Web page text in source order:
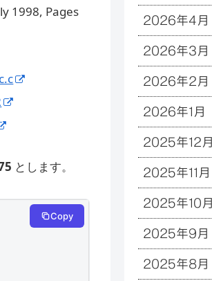
1998, Pages
とします。
Copy
2026年4月
2026年3月
2026年2月
2026年1月
2025年12月
2025年11月
2025年10月
2025年9月
2025年8月